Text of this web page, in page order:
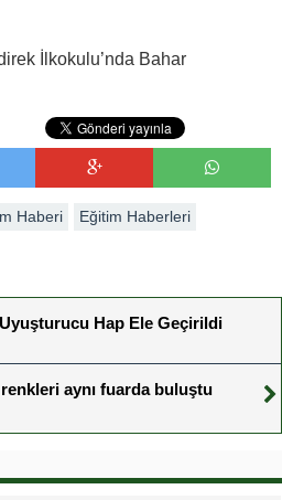
İlkokulu’nda Bahar
Haberi
Eğitim Haberleri
Uyuşturucu Hap Ele Geçirildi
renkleri aynı fuarda buluştu